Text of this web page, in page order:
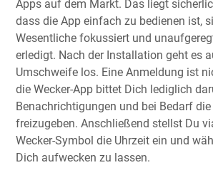
Apps auf dem Markt. Das liegt
dass die App einfach zu bedienen ist,
Wesentliche fokussiert und
erledigt. Nach der Installation geht es
Umschweife los. Eine Anmeldung ist
die Wecker-App bittet Dich lediglich
Benachrichtigungen und bei Bedarf
freizugeben. Anschließend stellst Du
Wecker-Symbol die Uhrzeit ein und
Dich aufwecken zu lassen.